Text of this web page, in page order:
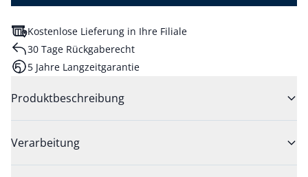
Kostenlose Lieferung in Ihre Filiale
30 Tage Rückgaberecht
5 Jahre Langzeitgarantie
Produktbeschreibung
Verarbeitung